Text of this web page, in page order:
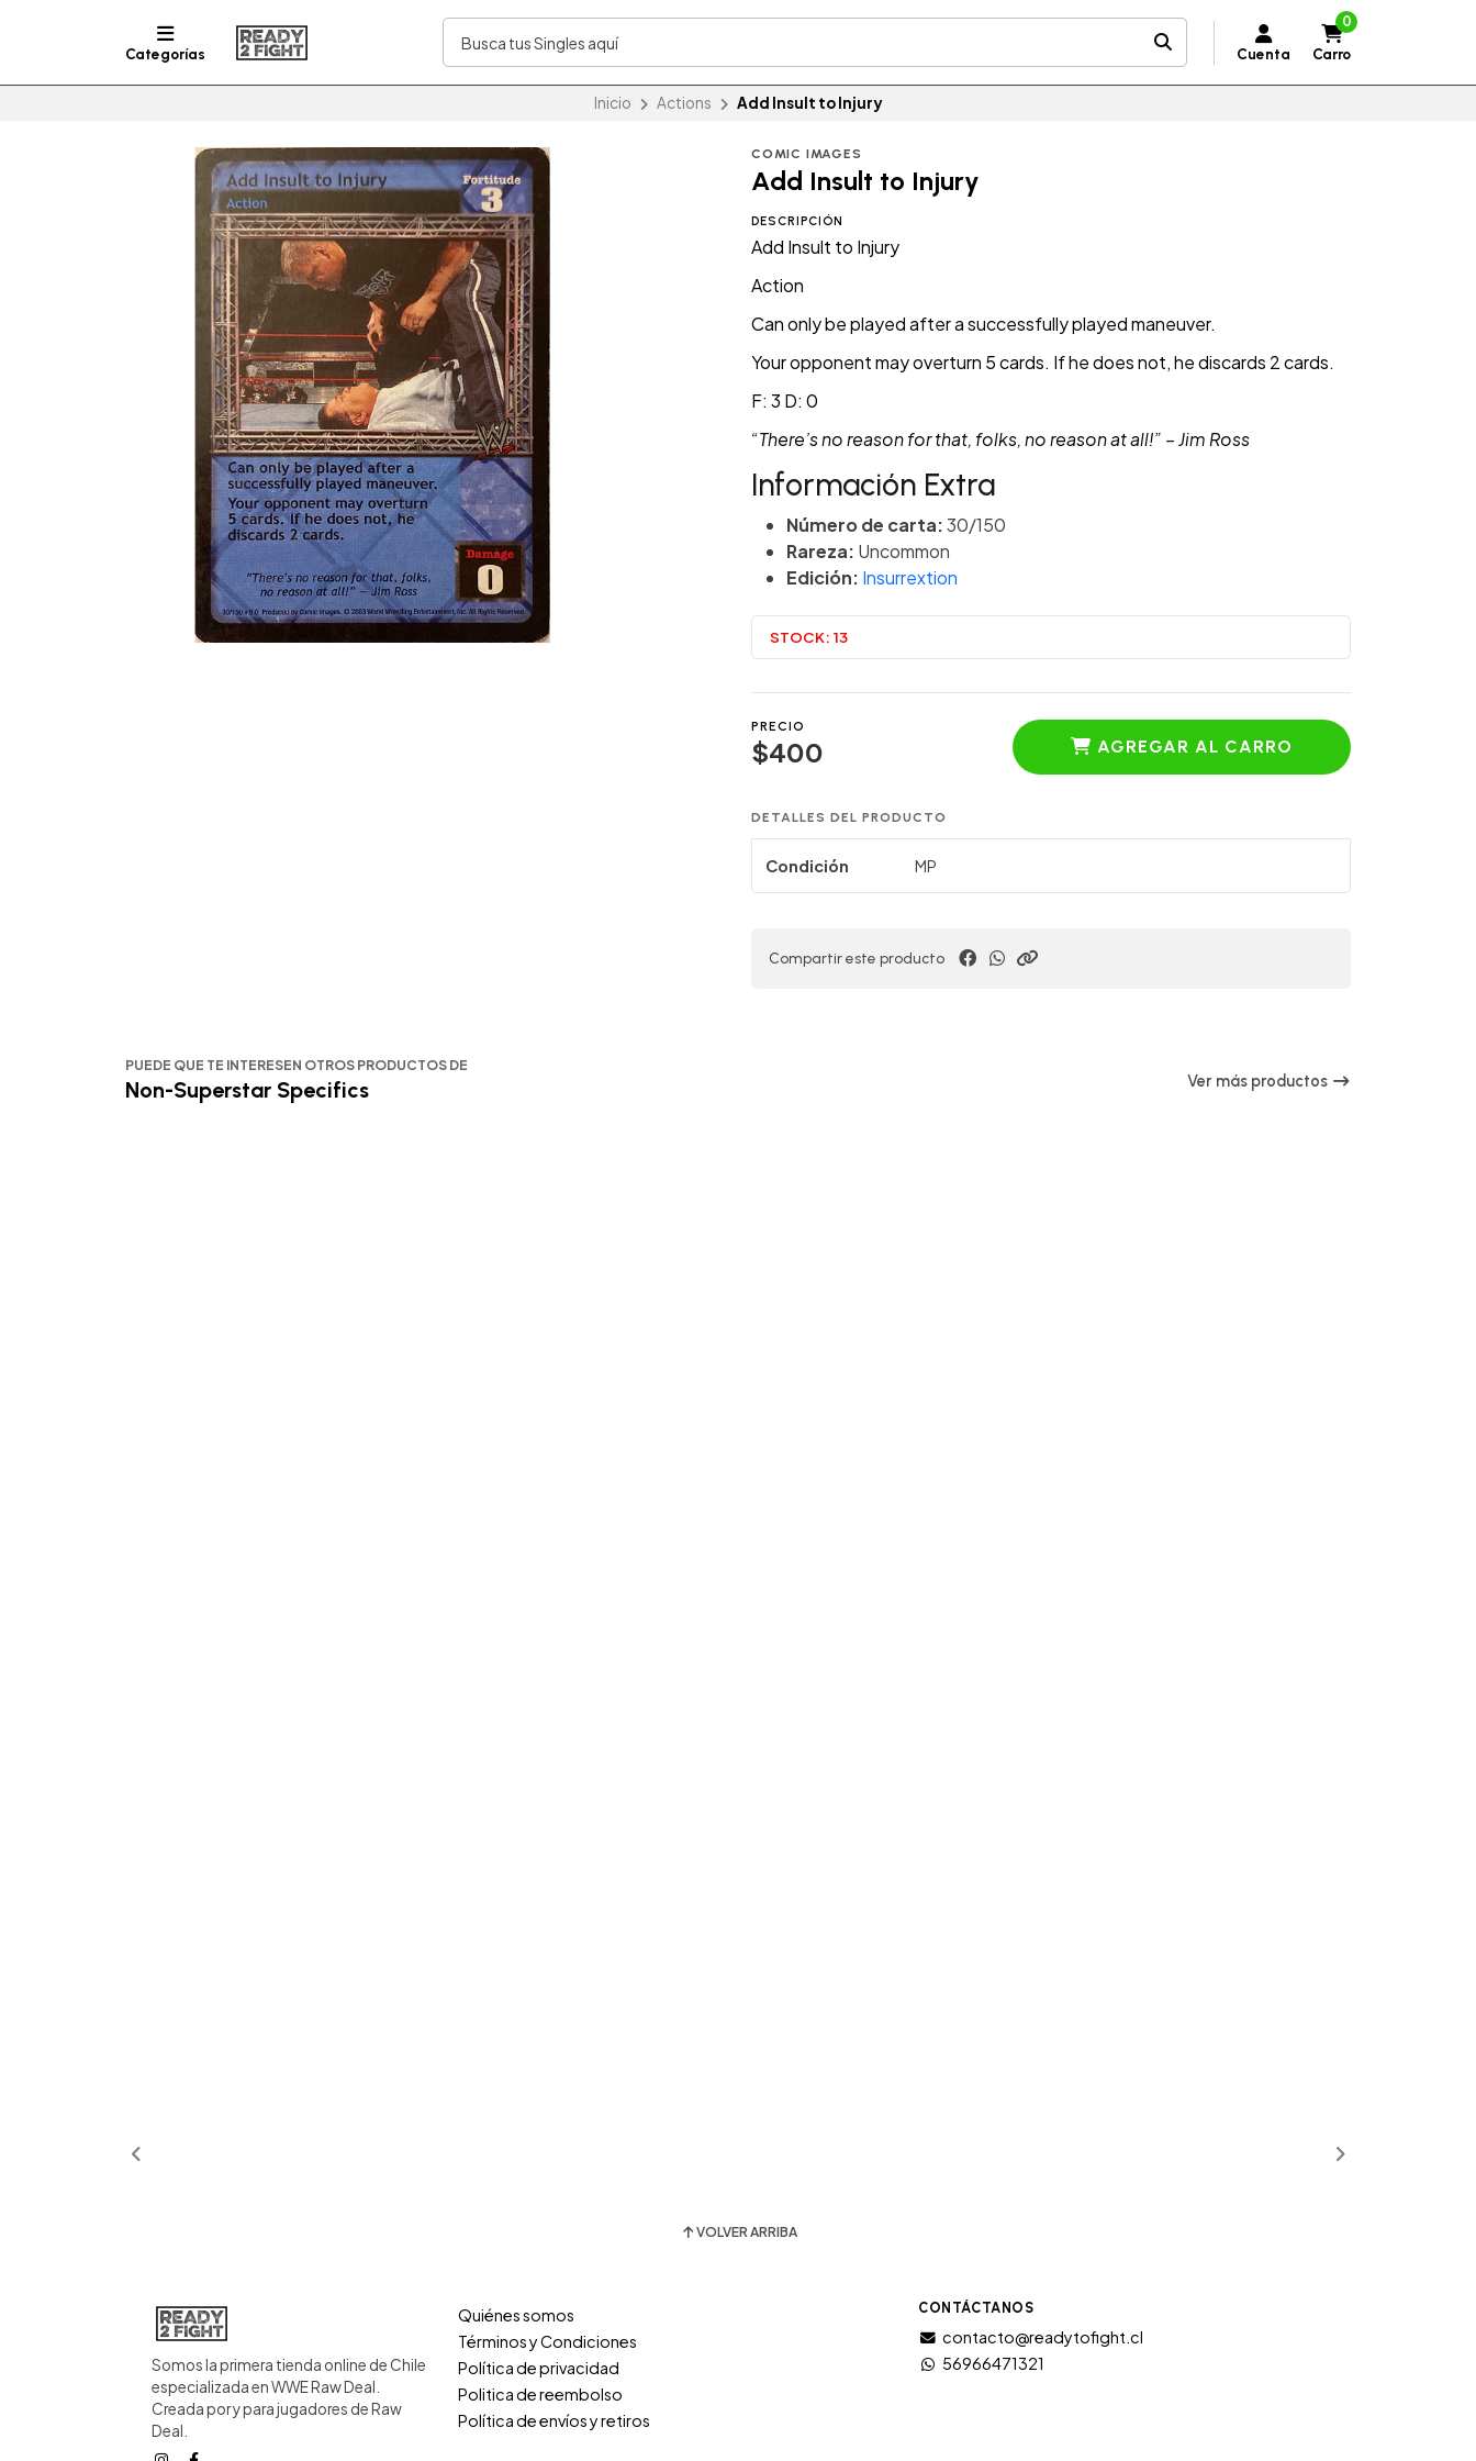
Categorías Cuenta
0
Carro
Inicio Actions Add Insult to Injury
COMIC IMAGES
Add Insult to Injury
DESCRIPCIÓN
Add Insult to Injury
Action
Can only be played after a successfully played maneuver.
Your opponent may overturn 5 cards. If he does not, he discards 2 cards.
F: 3 D: 0
“There’s no reason for that, folks, no reason at all!” – Jim Ross
Información Extra
Número de carta:30/150
Rareza: Uncommon
Edición: Insurrextion
STOCK: 13
PRECIO
$400 AGREGAR AL CARRO
DETALLES DEL PRODUCTO
Condición MP
Compartir este producto
PUEDE QUE TE INTERESEN OTROS PRODUCTOS DE
Non-Superstar Specifics Ver más productos
VOLVER ARRIBA
Somos la primera tienda online de Chile
especializada en WWE Raw Deal.
Creada por y para jugadores de Raw
Deal.
Quiénes somos
Términos y Condiciones
Política de privacidad
Politica de reembolso
Política de envíos y retiros
CONTÁCTANOS
contacto@readytofight.cl
56966471321